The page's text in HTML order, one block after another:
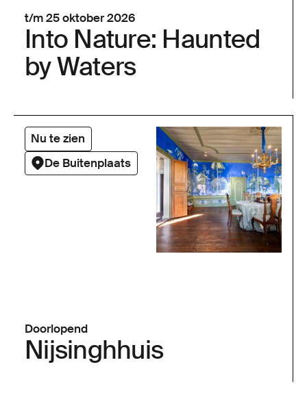
t/m 25 oktober 2026
Into Nature: Haunted
by Waters
Nu te zien
De Buitenplaats
Doorlopend
Nijsinghhuis